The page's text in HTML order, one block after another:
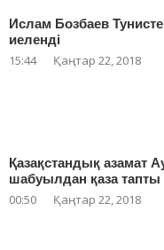
Ислам Бозбаев
иеленді
15:44 Қаңтар 22, 2018
Қазақстандық азамат
шабуылдан қаза тапты
00:50 Қаңтар 22, 2018